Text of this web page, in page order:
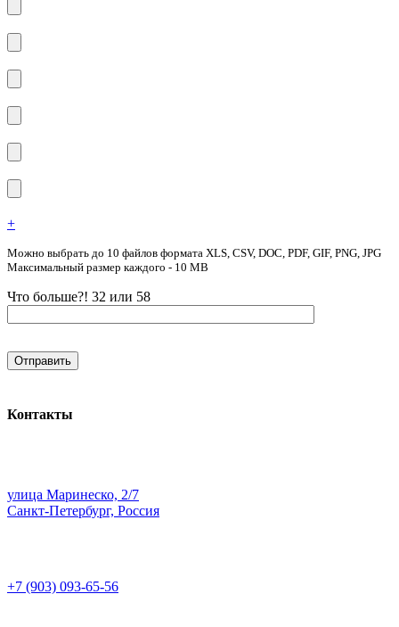
+
Можно выбрать до 10 файлов формата XLS, CSV, DOC, PDF, GIF, PNG, JPG
Максимальный размер каждого - 10 MB
Что больше?! 32 или 58
Контакты
улица Маринеско, 2/7
Санкт-Петербург, Россия
+7 (903) 093-65-56